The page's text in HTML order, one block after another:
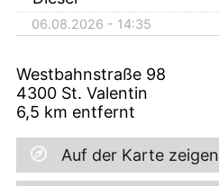
06.08.2026 - 14:35
Westbahnstraße 98
4300 St. Valentin
6,5 km entfernt
Auf der Karte zeigen